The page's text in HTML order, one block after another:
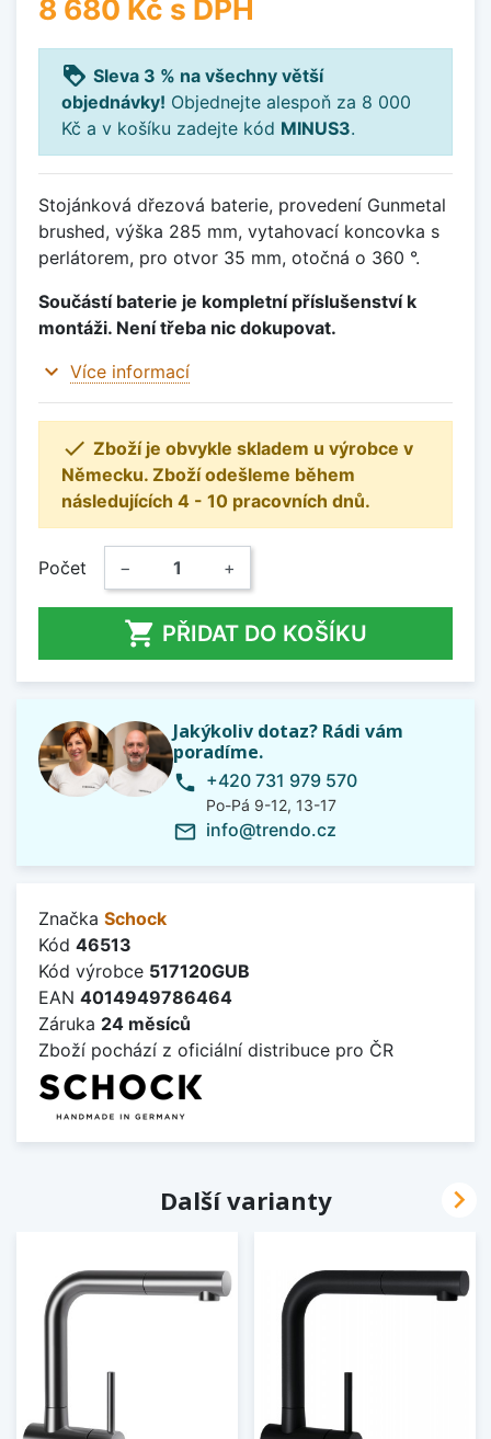
8 680 Kč s DPH
loyalty Sleva 3 % na všechny větší
objednávky! Objednejte alespoň za 8 000
Kč a v košíku zadejte kód MINUS3.
Stojánková dřezová baterie, provedení Gunmetal
brushed, výška 285 mm, vytahovací koncovka s
perlátorem, pro otvor 35 mm, otočná o 360 °.
Součástí baterie je kompletní příslušenství k
montáži. Není třeba nic dokupovat.
expand_more Více informací
 Zboží je obvykle skladem u výrobce v
Německu. Zboží odešleme během
následujících 4 - 10 pracovních dnů.
Počet − +
 PŘIDAT DO KOŠÍKU
Jakýkoliv dotaz? Rádi vám
poradíme.
phone +420 731 979 570
Po-Pá 9-12, 13-17
mail_outline info@trendo.cz
Značka Schock
Kód 46513
Kód výrobce 517120GUB
EAN 4014949786464
Záruka 24 měsíců
Zboží pochází z oficiální distribuce pro ČR
Další varianty 